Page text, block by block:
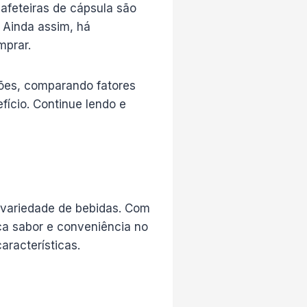
de cápsula são
assim, há
comparando fatores
Continue lendo e
de bebidas. Com
sabor e conveniência no